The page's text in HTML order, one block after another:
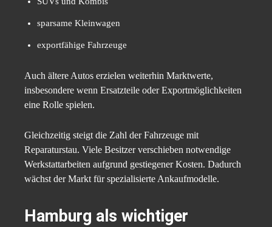
sparsame Kleinwagen
exportfähige Fahrzeuge
Auch ältere Autos erzielen weiterhin Marktwerte,
insbesondere wenn Ersatzteile oder Exportmöglichkeiten
eine Rolle spielen.
Gleichzeitig steigt die Zahl der Fahrzeuge mit
Reparaturstau. Viele Besitzer verschieben notwendige
Werkstattarbeiten aufgrund gestiegener Kosten. Dadurch
wächst der Markt für spezialisierte Ankaufmodelle.
Hamburg als wichtiger